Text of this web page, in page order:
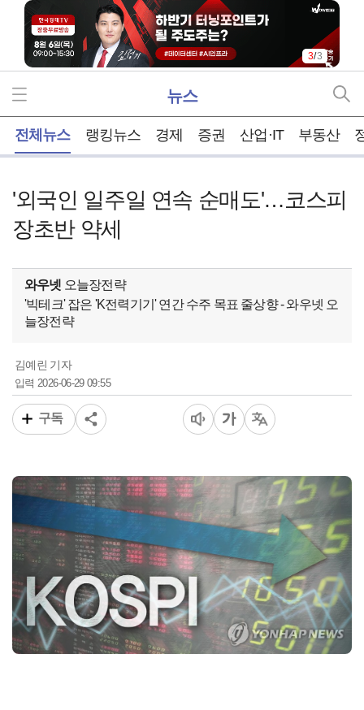
3/3
뉴스
전체뉴스 랭킹뉴스 경제 증권 산업·IT 부동산
'외국인 일주일 연속 순매도'…코스피
장초반 약세
와우넷 오늘장전략
'빅테크' 잡은 'K전력기기' 연간 수주 목표 줄상향 - 와우넷 오
늘장전략
김예린 기자
입력 2026-06-29 09:55
구독